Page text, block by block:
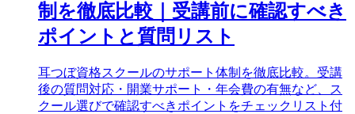
制を徹底比較｜受講前に確認すべき
ポイントと質問リスト
耳つぼ資格スクールのサポート体制を徹底比較。受講
後の質問対応・開業サポート・年会費の有無など、ス
クール選びで確認すべきポイントをチェックリスト付